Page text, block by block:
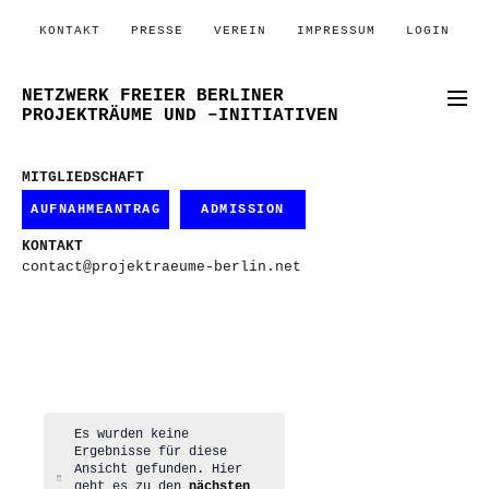
KONTAKT PRESSE VEREIN IMPRESSUM LOGIN
NETZWERK FREIER BERLINER
PROJEKTRÄUME UND –INITIATIVEN
MITGLIEDSCHAFT
AUFNAHMEANTRAG ADMISSION
KONTAKT
contact@projektraeume-berlin.net
Hinweis
Es wurden keine
Ergebnisse für diese
Ansicht gefunden. Hier